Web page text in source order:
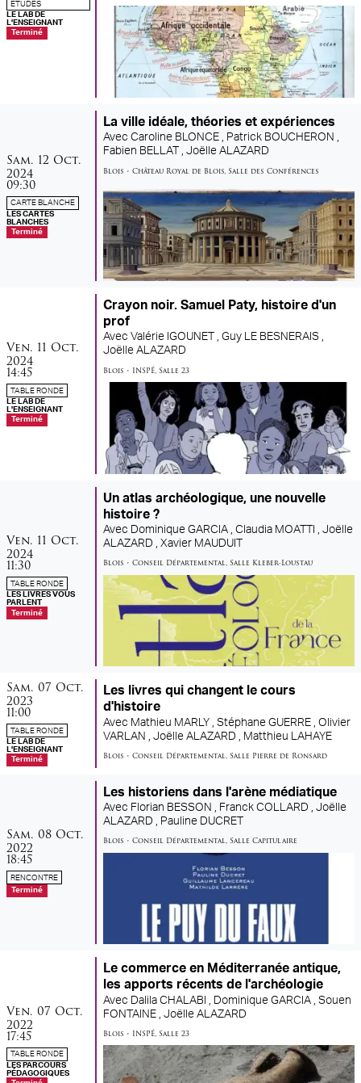
ÉTUDES
LE LAB DE
L'ENSEIGNANT
Terminé
samedi
Sam. 12 octobre
Oct.
2024
09:30
CARTE BLANCHE
LES CARTES
BLANCHES
Terminé
La ville idéale, théories et expériences
Avec Caroline BLONCE , Patrick BOUCHERON ,
Fabien BELLAT , Joëlle ALAZARD
Blois • Château Royal de Blois, Salle des Conférences
vendredi
Ven. 11 octobre
Oct.
2024
14:45
TABLE RONDE
LE LAB DE
L'ENSEIGNANT
Terminé
Crayon noir. Samuel Paty, histoire d'un
prof
Avec Valérie IGOUNET , Guy LE BESNERAIS ,
Joëlle ALAZARD
Blois • INSPÉ, Salle 23
vendredi
Ven. 11 octobre
Oct.
2024
11:30
TABLE RONDE
LES LIVRES VOUS
PARLENT
Terminé
Un atlas archéologique, une nouvelle
histoire ?
Avec Dominique GARCIA , Claudia MOATTI , Joëlle
ALAZARD , Xavier MAUDUIT
Blois • Conseil Départemental, Salle Kleber-Loustau
samedi
Sam. 07 octobre
Oct.
2023
11:00
TABLE RONDE
LE LAB DE
L'ENSEIGNANT
Terminé
Les livres qui changent le cours
d'histoire
Avec Mathieu MARLY , Stéphane GUERRE , Olivier
VARLAN , Joëlle ALAZARD ,
Matthieu LAHAYE
Blois • Conseil Départemental, Salle Pierre de Ronsard
samedi
Sam. 08 octobre
Oct.
2022
18:45
RENCONTRE
Terminé
Les historiens dans l'arène médiatique
Avec Florian BESSON , Franck COLLARD , Joëlle
ALAZARD , Pauline DUCRET
Blois • Conseil Départemental, Salle Capitulaire
vendredi
Ven. 07 octobre
Oct.
2022
17:45
TABLE RONDE
LES PARCOURS
PÉDAGOGIQUES
Le commerce en Méditerranée antique,
les apports récents de l'archéologie
Avec Dalila CHALABI , Dominique GARCIA , Souen
FONTAINE , Joëlle ALAZARD
Blois • INSPÉ, Salle 23